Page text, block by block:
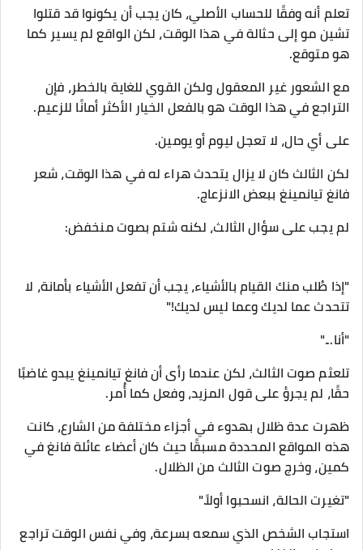
تعلم أنه وفقًا للحساب الأصلي، كان يجب أن يكونوا قد قتلوا
تشين مو إلى حثالة في هذا الوقت، لكن الواقع لم يسير كما
هو متوقع.
مع الشعور غير المعقول ولكن القوي للغاية بالخطر، فإن
التراجع في هذا الوقت هو بالفعل الخيار الأكثر أمانًا للزعيم.
على أي حال، لا تعجل ليوم أو يومين.
لكن الثالث كان لا يزال يتحدث هراء له في هذا الوقت، شعر
فانغ تيانمينغ ببعض الانزعاج.
لم يجب على سؤال الثالث، لكنه شتم بصوت منخفض:
"إذا طُلب منك القيام بالأشياء، يجب أن تفعل الأشياء بأمانة، لا
تتحدث عما لديك وعما ليس لديك!"
"أنا..."
تلعثم صوت الثالث، لكن عندما رأى أن فانغ تيانمينغ يبدو غاضبًا
حقًا، لم يجرؤ على قول المزيد، وفعل كما أُمر.
ظهرت عدة ظلال بهدوء في أجزاء مختلفة من الشارع، كانت
هذه المواقع المحددة مسبقًا حيث كان أعضاء عائلة فانغ في
كمين، وخرج صوت الثالث من الظلال.
"تغيرت الحالة، انسحبوا أولاً."
استجاب الشخص الذي سمعه بسرعة، وفي نفس الوقت تراجع